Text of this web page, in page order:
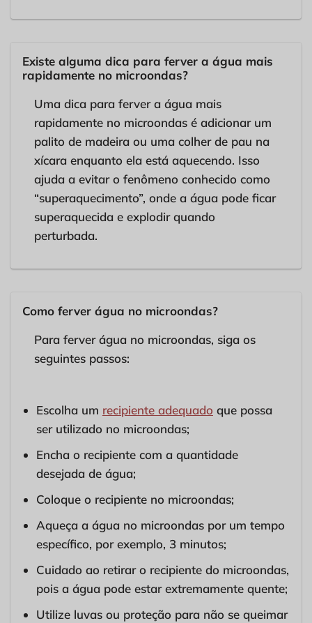
Existe alguma dica para ferver a água mais
rapidamente no microondas?
Uma dica para ferver a água mais
rapidamente no microondas é adicionar um
palito de madeira ou uma colher de pau na
xícara enquanto ela está aquecendo. Isso
ajuda a evitar o fenômeno conhecido como
“superaquecimento”, onde a água pode ficar
superaquecida e explodir quando
perturbada.
Como ferver água no microondas?
Para ferver água no microondas, siga os
seguintes passos:
Escolha um recipiente adequado que possa
ser utilizado no microondas;
Encha o recipiente com a quantidade
desejada de água;
Coloque o recipiente no microondas;
Aqueça a água no microondas por um tempo
específico, por exemplo, 3 minutos;
Cuidado ao retirar o recipiente do microondas,
pois a água pode estar extremamente quente;
Utilize luvas ou proteção para não se queimar